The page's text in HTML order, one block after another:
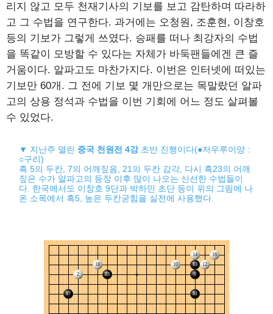
리지 않고 모두 천재기사의 기보를 보고 감탄하며 따라하
고 그 수법을 연구한다. 과거에는 오청원, 조훈현, 이창호
등의 기보가 그렇게 쓰였다. 승패를 떠나 최강자의 수법
을 똑같이 모방할 수 있다는 자체가 바둑팬들에겐 큰 즐
거움이다. 알파고도 마찬가지다. 이번은 인터넷에 떠있는
기보만 60개. 그 전에 기보 몇 개만으로는 목말랐던 알파
고의 상용 정석과 수법을 이번 기회에 어느 정도 살펴볼
수 있었다.
▼ 지난주 열린 중국 천원전 4강초반 진행이다(●저우루이양 :
○구리)
흑 5의 두칸, 7의 어깨짚음, 21의 두칸 감각, 다시 흑23의 어깨
짚은 수가 알파고의 등장 이후 많이 나오는 신선한 수법들이
다. 한국에서도 이창호 9단과 박하민 초단 등이 위의 그림에 나
온 소목에서 흑5, 높은 두칸굳힘을 실전에 사용했다.